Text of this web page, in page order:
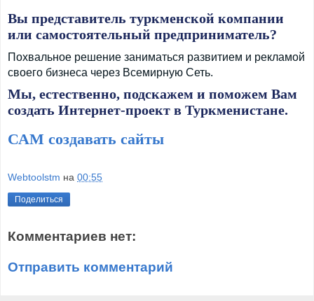
Вы представитель туркменской компании
или самостоятельный предприниматель?
Похвальное решение заниматься развитием и рекламой
своего бизнеса через Всемирную Сеть.
Мы, естественно, подскажем и поможем Вам
создать Интернет-проект в Туркменистане.
САМ создавать сайты
Webtoolstm на 00:55
Поделиться
Комментариев нет:
Отправить комментарий